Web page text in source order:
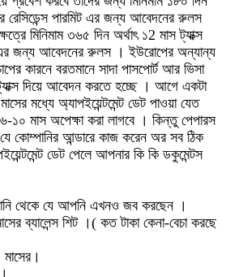
রেসিডেন্স পারমিট এর জন্য আবেদনের রুলস
মিনিমাম ৩৬৫ দিন অর্থাৎ ১2 মাস ট্যাক্স
এর জন্য আবেদনের রুলস । ইউরোপের অন্যান্য
কারনে বরতমানে সাদা পাসপোর্ট আর ভিসা
ট্যাক্স দিয়ে আবেদন করতে হচ্ছে । আগে একটা
মধ্যে অ্যাপইয়েন্টমেন্ট ডেট পাওয়া যেত
১০ মাস অপেক্ষা করা লাগবে । কিন্তু পেপারস
কোম্পানির আন্ডারে কাজ করেন অর সব ঠিক
ডেট পেলে আপনার কি কি ডকুমেন্টস
থেকে যে আপনি এখনও জব করছেন ।
ব্যালেন্স শিট ।( কত টাকা কেনা-বেচা করছে